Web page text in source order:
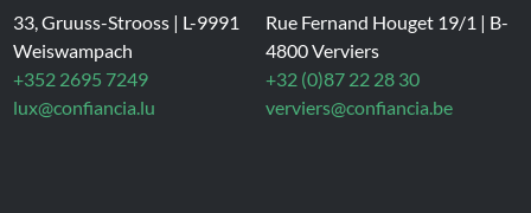
33, Gruuss-Strooss | L-9991
Weiswampach
+352 2695 7249
lux@confiancia.lu
Rue Fernand Houget 19/1 | B-
4800 Verviers
+32 (0)87 22 28 30
verviers@confiancia.be